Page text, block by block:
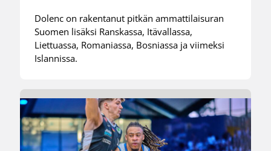
Dolenc on rakentanut pitkän ammattilaisuran
Suomen lisäksi Ranskassa, Itävallassa,
Liettuassa, Romaniassa, Bosniassa ja viimeksi
Islannissa.